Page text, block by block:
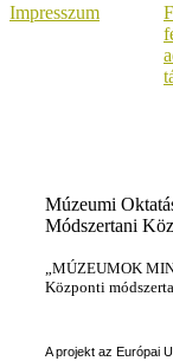
Impresszum
Múzeumi
Módszertani
„MÚZEUMOK
Központi
A projekt az Európai